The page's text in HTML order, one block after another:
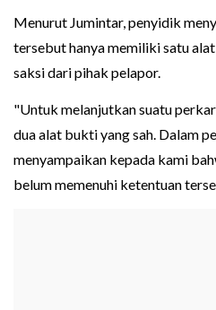
Menurut Jumintar, penyidik
tersebut hanya memiliki satu
saksi dari pihak pelapor.
"Untuk melanjutkan suatu
dua alat bukti yang sah. Dalam
menyampaikan kepada kami
belum memenuhi ketentuan